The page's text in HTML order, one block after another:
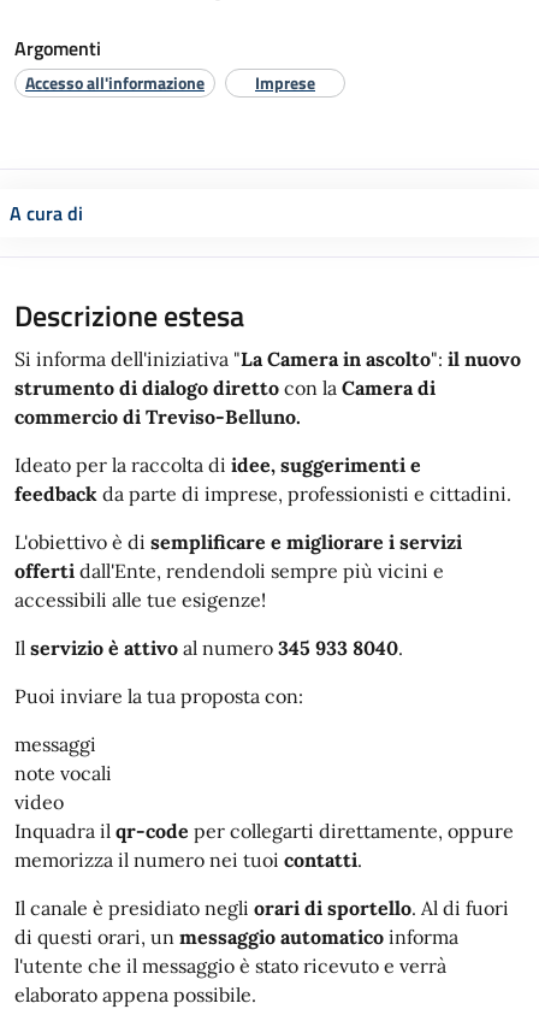
Argomenti
Accesso all'informazione Imprese
A cura di
Descrizione estesa
Si informa dell'iniziativa "La Camera in ascolto": il nuovo
strumento di dialogo diretto con la Camera di
commercio di Treviso-Belluno.
Ideato per la raccolta di idee, suggerimenti e
feedback da parte di imprese, professionisti e cittadini.
L'obiettivo è di semplificare e migliorare i servizi
offerti dall'Ente, rendendoli sempre più vicini e
accessibili alle tue esigenze!
Il servizio è attivo al numero 345 933 8040.
Puoi inviare la tua proposta con:
messaggi
note vocali
video
Inquadra il qr-code per collegarti direttamente, oppure
memorizza il numero nei tuoi contatti.
Il canale è presidiato negli orari di sportello. Al di fuori
di questi orari, un messaggio automatico informa
l'utente che il messaggio è stato ricevuto e verrà
elaborato appena possibile.